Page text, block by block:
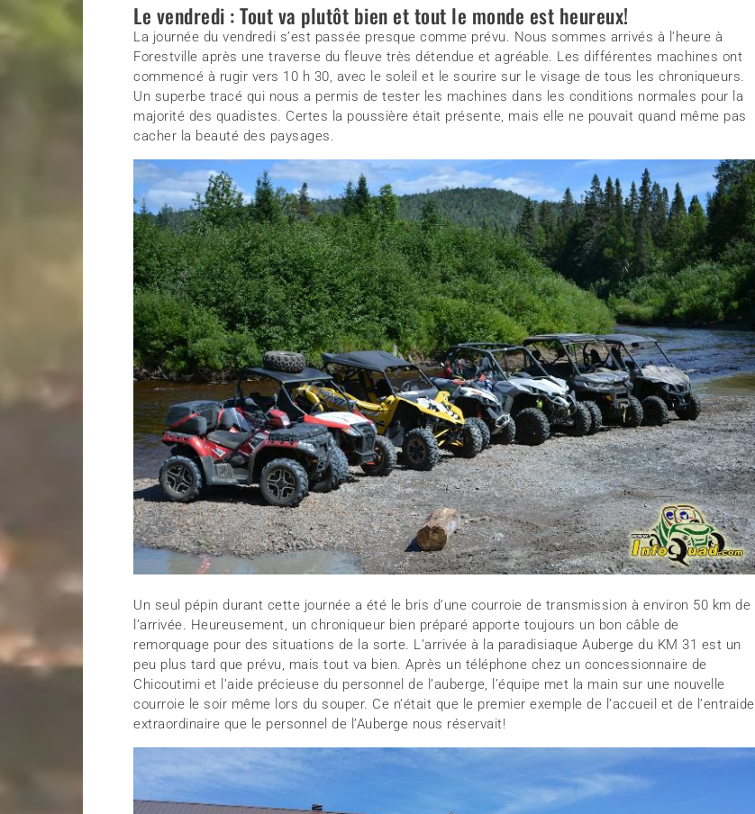
Le vendredi : Tout va plutôt bien et tout le monde est heureux!
La journée du vendredi s’est passée presque comme prévu. Nous sommes arrivés à l’heure à
Forestville après une traverse du fleuve très détendue et agréable. Les différentes machines ont
commencé à rugir vers 10 h 30, avec le soleil et le sourire sur le visage de tous les chroniqueurs.
Un superbe tracé qui nous a permis de tester les machines dans les conditions normales pour la
majorité des quadistes. Certes la poussière était présente, mais elle ne pouvait quand même pas
cacher la beauté des paysages.
Un seul pépin durant cette journée a été le bris d’une courroie de transmission à environ 50 km de
l’arrivée. Heureusement, un chroniqueur bien préparé apporte toujours un bon câble de
remorquage pour des situations de la sorte. L’arrivée à la paradisiaque Auberge du KM 31 est un
peu plus tard que prévu, mais tout va bien. Après un téléphone chez un concessionnaire de
Chicoutimi et l’aide précieuse du personnel de l’auberge, l’équipe met la main sur une nouvelle
courroie le soir même lors du souper. Ce n’était que le premier exemple de l’accueil et de l’entraide
extraordinaire que le personnel de l’Auberge nous réservait!